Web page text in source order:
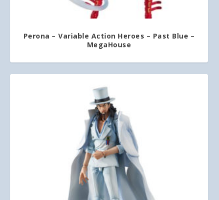
Perona – Variable Action Heroes – Past Blue –
MegaHouse